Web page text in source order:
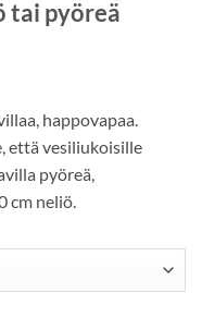
tai pyöreä
happovapaa.
että vesiliukoisille
pyöreä,
cm neliö.